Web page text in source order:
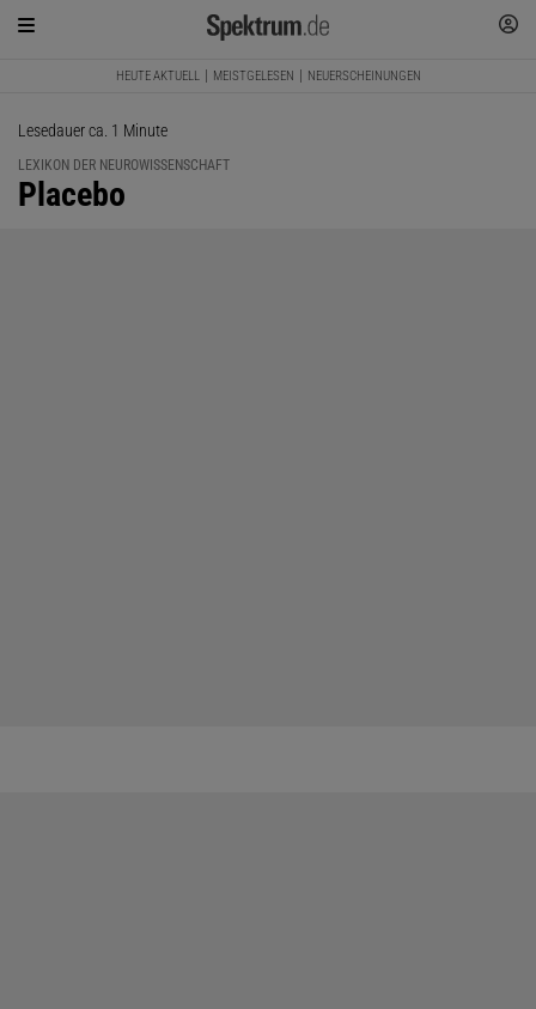
HEUTE AKTUELL MEISTGELESEN NEUERSCHEINUNGEN
Lesedauer ca. 1 Minute
LEXIKON DER NEUROWISSENSCHAFT
:
Placebo